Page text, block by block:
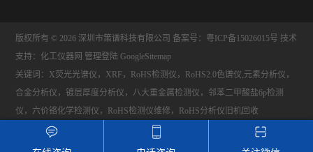
版权所有 © 2026 深圳市策谱科技有限公司 备案号：粤ICP备15026015号 技术
支持： 化工仪器网 管理登陆 GoogleSitemap
关键词：X荧光光谱仪，XRF，RoHS检测仪，RoHS2.0色谱仪,元素分析仪，
合金分析仪，镀层厚度分析仪，八大重金属检测仪，邻苯二甲酸盐6p检测
仪，六价铬化学检测仪，RoHS检测仪维修，RoHS分析仪旧机回收